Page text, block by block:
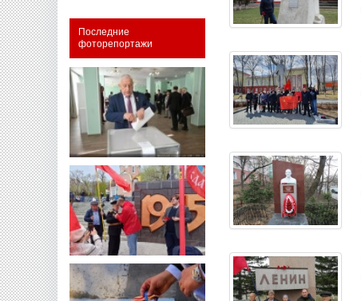
Последние
фоторепортажи